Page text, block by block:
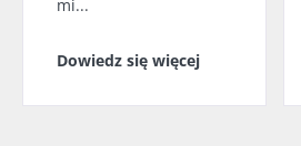
mi...
Dowiedz się więcej